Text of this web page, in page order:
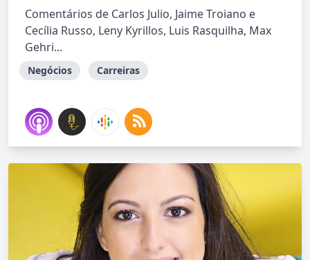
Comentários de Carlos Julio, Jaime Troiano e
Cecília Russo, Leny Kyrillos, Luis Rasquilha, Max
Gehri...
Negócios Carreiras